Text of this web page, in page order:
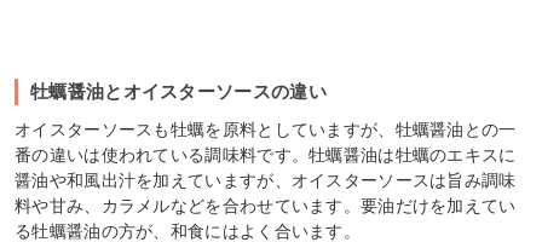
牡蠣醤油とオイスターソースの違い
オイスターソースも牡蠣を原料としていますが、牡蠣醤油との一
番の違いは使われている調味料です。牡蠣醤油は牡蠣のエキスに
醤油や和風出汁を加えていますが、オイスターソースは旨み調味
料や甘み、カラメルなどを合わせています。要油だけを加えてい
る牡蠣醤油の方が、和食にはよく合います。